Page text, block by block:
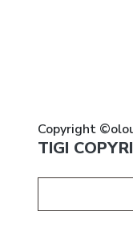
Copyright
TIGI